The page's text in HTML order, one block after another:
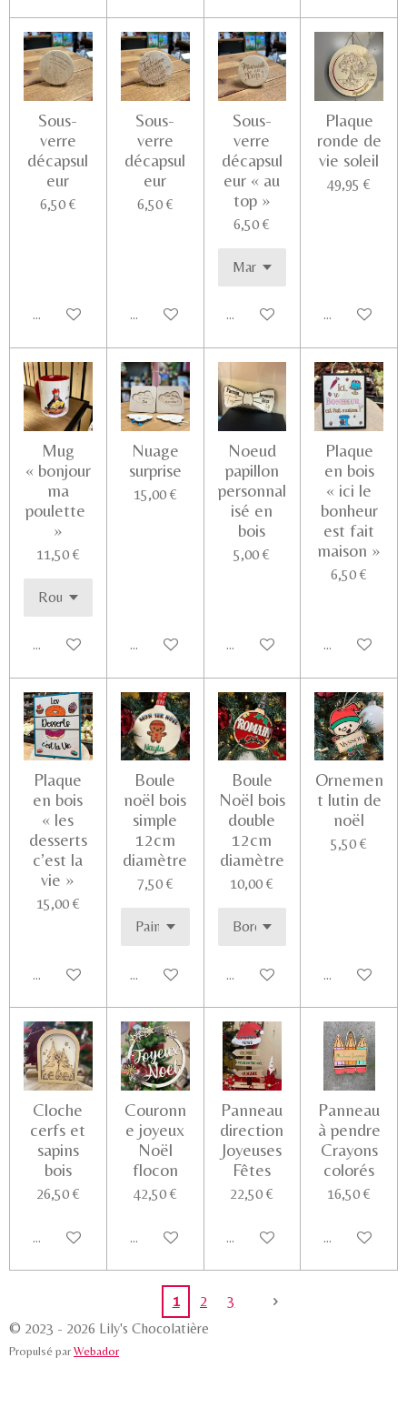
Sous-
verre
décapsul
eur
6,50 €
Ajouter au panier
Sous-
verre
décapsul
eur
6,50 €
Ajouter au panier
Sous-
verre
décapsul
eur « au
top »
6,50 €
Ajouter au panier
Plaque
ronde de
vie soleil
49,95 €
Voir les
Mug
« bonjour
ma
poulette
»
11,50 €
Ajouter au panier
Nuage
surprise
15,00 €
Voir les détails
Noeud
papillon
personnal
isé en
bois
5,00 €
Ajouter au panier
Plaque
en bois
« ici le
bonheur
est fait
maison »
6,50 €
Ajouter au
Plaque
en bois
« les
desserts
c’est la
vie »
15,00 €
Ajouter au panier
Boule
noël bois
simple
12cm
diamètre
7,50 €
Voir les détails
Boule
Noël bois
double
12cm
diamètre
10,00 €
Voir les détails
Ornemen
t lutin de
noël
5,50 €
Voir les
Cloche
cerfs et
sapins
bois
26,50 €
Ajouter au panier
Couronn
e joyeux
Noël
flocon
42,50 €
Ajouter au panier
Panneau
direction
Joyeuses
Fêtes
22,50 €
Ajouter au panier
Panneau
à pendre
Crayons
colorés
16,50 €
Voir les
1 2
3
© 2023 - 2026 Lily's Chocolatière
Propulsé par Webador